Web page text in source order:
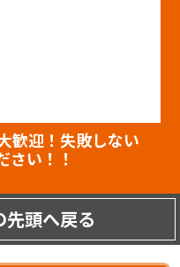
歓迎！失敗しない
さい！！
先頭へ戻る